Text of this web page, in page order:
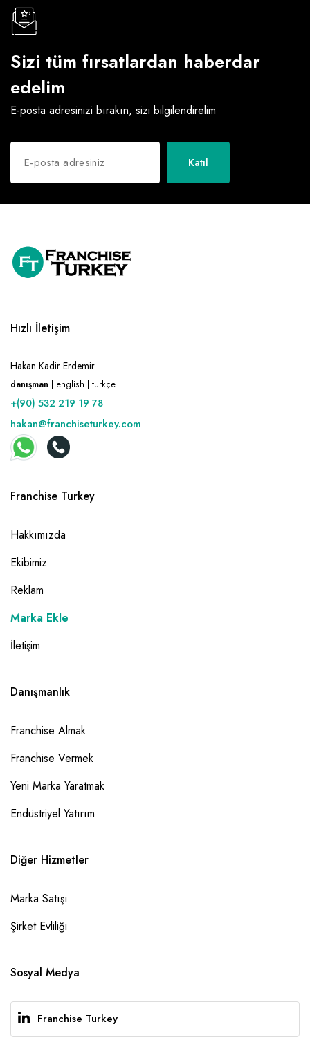
Sizi tüm fırsatlardan haberdar
edelim
E-posta adresinizi bırakın, sizi bilgilendirelim
Katıl
Hızlı İletişim
Hakan Kadir Erdemir
danışman | english | türkçe
+(90) 532 219 19 78
hakan@franchiseturkey.com
Franchise Turkey
Hakkımızda
Ekibimiz
Reklam
Marka Ekle
İletişim
Danışmanlık
Franchise Almak
Franchise Vermek
Yeni Marka Yaratmak
Endüstriyel Yatırım
Diğer Hizmetler
Marka Satışı
Şirket Evliliği
Sosyal Medya
Franchise Turkey